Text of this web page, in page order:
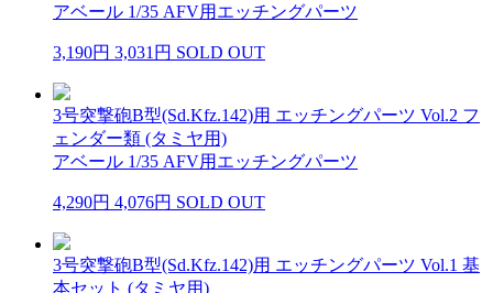
アベール 1/35 AFV用エッチングパーツ
3,190円 3,031円 SOLD OUT
3号突撃砲B型(Sd.Kfz.142)用 エッチングパーツ Vol.2 フ
ェンダー類 (タミヤ用)
アベール 1/35 AFV用エッチングパーツ
4,290円 4,076円 SOLD OUT
3号突撃砲B型(Sd.Kfz.142)用 エッチングパーツ Vol.1 基
本セット (タミヤ用)